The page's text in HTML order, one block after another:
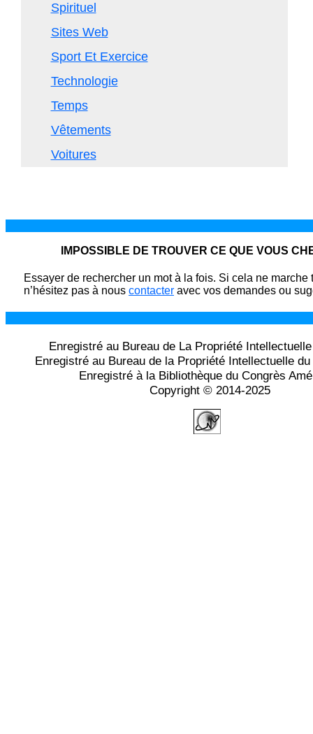
Spirituel
Sites Web
Sport Et Exercice
Technologie
Temps
Vêtements
Voitures
IMPOSSIBLE DE TROUVER CE QUE VOUS
Essayer de rechercher un mot à la fois. Si cela ne marche
n’hésitez pas à nous contacter avec vos demandes ou
Enregistré au Bureau de La Propriété
Enregistré au Bureau de la Propriété Intellectuelle
Enregistré à la Bibliothèque du Congrès
Copyright © 2014-2025